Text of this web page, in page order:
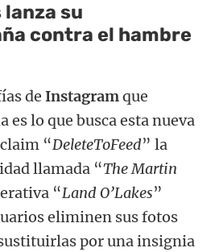
lanza su
contra el hambre
de Instagramque
es lo que busca esta nueva
“DeleteToFeed” la
llamada “The Martin
“Land O’Lakes”
eliminen sus fotos
por una insignia